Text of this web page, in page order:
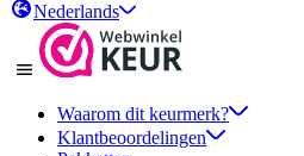
Nederlands
Waarom dit keurmerk?
Klantbeoordelingen